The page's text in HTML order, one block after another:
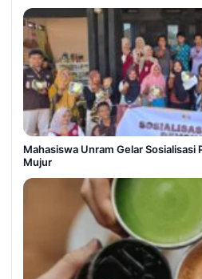
Mahasiswa Unram Gelar Sosialisasi
Mujur